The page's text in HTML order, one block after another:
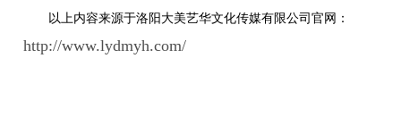
以上内容来源于洛阳大美艺华文化传媒有限公司官网：
http://www.lydmyh.com/